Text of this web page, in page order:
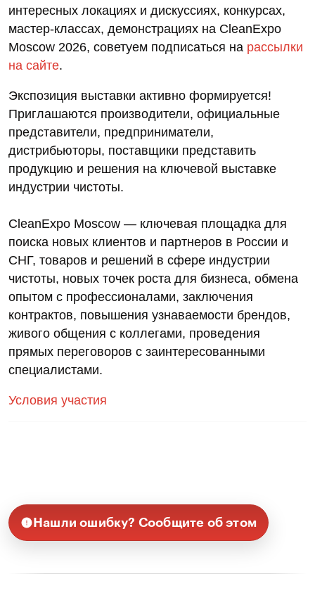
интересных локациях и дискуссиях, конкурсах,
мастер-классах, демонстрациях на CleanExpo
Moscow 2026, советуем подписаться на рассылки
на сайте.
Экспозиция выставки активно формируется!
Приглашаются производители, официальные
представители, предприниматели,
дистрибьюторы, поставщики представить
продукцию и решения на ключевой выставке
индустрии чистоты.
CleanExpo Moscow — ключевая площадка для
поиска новых клиентов и партнеров в России и
СНГ, товаров и решений в сфере индустрии
чистоты, новых точек роста для бизнеса, обмена
опытом с профессионалами, заключения
контрактов, повышения узнаваемости брендов,
живого общения с коллегами, проведения
прямых переговоров с заинтересованными
специалистами.
Условия участия
Нашли ошибку? Сообщите об этом